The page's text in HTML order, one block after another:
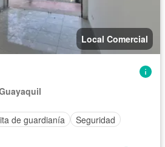
Local Comercial
de guardianía
Seguridad